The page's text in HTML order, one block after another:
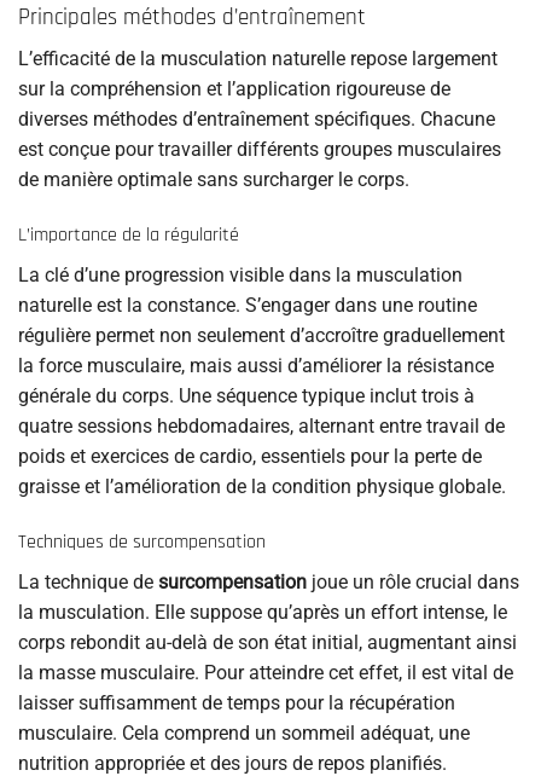
Principales méthodes d’entraînement
L’efficacité de la musculation naturelle repose largement
sur la compréhension et l’application rigoureuse de
diverses méthodes d’entraînement spécifiques. Chacune
est conçue pour travailler différents groupes musculaires
de manière optimale sans surcharger le corps.
L’importance de la régularité
La clé d’une progression visible dans la musculation
naturelle est la constance. S’engager dans une routine
régulière permet non seulement d’accroître graduellement
la force musculaire, mais aussi d’améliorer la résistance
générale du corps. Une séquence typique inclut trois à
quatre sessions hebdomadaires, alternant entre travail de
poids et exercices de cardio, essentiels pour la perte de
graisse et l’amélioration de la condition physique globale.
Techniques de surcompensation
La technique de surcompensation joue un rôle crucial dans
la musculation. Elle suppose qu’après un effort intense, le
corps rebondit au-delà de son état initial, augmentant ainsi
la masse musculaire. Pour atteindre cet effet, il est vital de
laisser suffisamment de temps pour la récupération
musculaire. Cela comprend un sommeil adéquat, une
nutrition appropriée et des jours de repos planifiés.